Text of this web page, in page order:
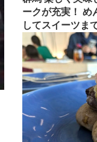
ークが充実！ め
してスイーツま